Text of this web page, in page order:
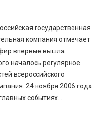
государственная
компания отмечает
впервые вышла
началось регулярное
всероссийского
24 ноября 2006 года
событиях...